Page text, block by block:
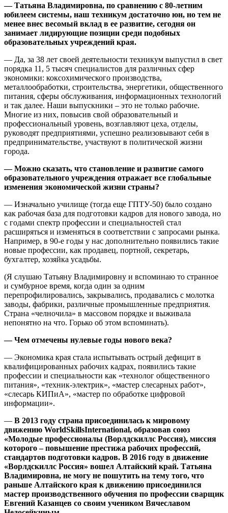
— Татьяна Владимировна, по сравнению с 80-летним
юбилеем системы, наш техникум достаточно юн, но тем не
менее внес весомый вклад в ее развитие, сегодня он
занимает лидирующие позиции среди подобных
образовательных учреждений края.
— Да, за 38 лет своей деятельности техникум выпустил в свет
порядка 11, 5 тысяч специалистов для различных сфер
экономики: коксохимического производства,
металлообработки, строительства, энергетики, общественного
питания, сферы обслуживания, информационных технологий
и так далее. Наши выпускники – это не только рабочие.
Многие из них, повысив свой образовательный и
профессиональный уровень, возглавляют цеха, отделы,
руководят предприятиями, успешно реализовывают себя в
предпринимательстве, участвуют в политической жизни
города.
— Можно сказать, что становление и развитие самого
образовательного учреждения отражает все глобальные
изменения экономической жизни страны?
— Изначально училище (тогда еще ГПТУ-50) было создано
как рабочая база для подготовки кадров для нового завода, но
с годами спектр профессии и специальностей стал
расширяться и изменяться в соответствии с запросами рынка.
Например, в 90-е годы у нас дополнительно появились такие
новые профессии, как продавец, портной, секретарь,
бухгалтер, хозяйка усадьбы.
(Я слушаю Татьяну Владимировну и вспоминаю то странное
и сумбурное время, когда один за одним
перепрофилировались, закрывались, продавались с молотка
заводы, фабрики, различные промышленные предприятия.
Страна «челночила» в массовом порядке и выживала
непонятно на что. Горько об этом вспоминать).
— Чем отмечены нулевые годы нового века?
— Экономика края стала испытывать острый дефицит в
квалифицированных рабочих кадрах, появились такие
профессии и специальности как «технолог общественного
питания», «техник-электрик», «мастер слесарных работ»,
«слесарь КИПиА», «мастер по обработке цифровой
информации».
— В 2013 году страна присоединилась к мировому
движению WorldSkillsInternational, образовав союз
«Молодые профессионалы (Ворлдскиллс Россия), миссия
которого – повышение престижа рабочих профессий,
стандартов подготовки кадров. В 2016 году в движение
«Ворлдскиллс Россия» вошел Алтайский край. Татьяна
Владимировна, не могу не пошутить на тему того, что
раньше Алтайского края к движению присоединился
мастер производственного обучения по профессии сварщик
Евгений Казанцев со своим учеником Вячеславом